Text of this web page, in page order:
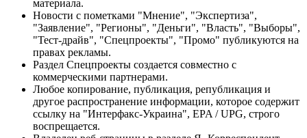
материала.
Новости с пометками "Мнение", "Экспертиза",
"Заявление", "Регионы", "Деньги", "Власть", "Выборы",
"Тест-драйв", "Спецпроекты", "Промо" публикуются на
правах рекламы.
Раздел Спецпроекты создается совместно с
коммерческими партнерами.
Любое копирование, публикация, републикация и
другое распространение информации, которое содержит
ссылку на "Интерфакс-Украина", EPA / UPG, строго
воспрещается.